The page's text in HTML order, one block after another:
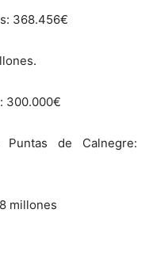
368.456€
300.000€
de Calnegre:
millones